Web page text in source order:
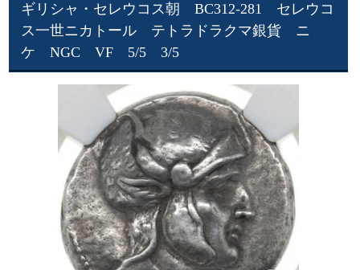
ギリシャ・セレウコス朝 BC312-281 セレウコ
ス一世ニカトール テトラドラクマ銀貨 ニ
ケ NGC VF 5/5 3/5